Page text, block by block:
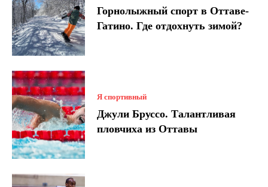
Горнолыжный спорт в Оттаве-
Гатино. Где отдохнуть зимой?
Я спортивный
Джули Бруссо. Талантливая
пловчиха из Оттавы